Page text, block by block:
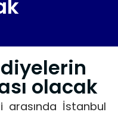
olacak
arasında İstanbul